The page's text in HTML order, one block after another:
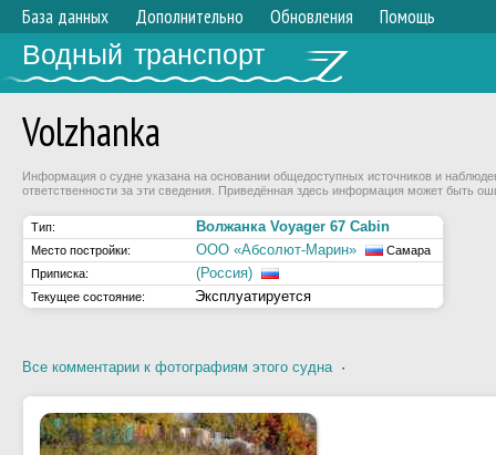
База данных Дополнительно Обновления Помощь
Водный транспорт
Volzhanka
Информация о судне указана на основании общедоступных источников и
ответственности за эти сведения. Приведённая здесь информация может быть
Тип: Волжанка Voyager 67 Cabin
Место постройки: ООО «Абсолют-Марин»
Самара
Приписка:
(Россия)
Текущее состояние: Эксплуатируется
Все комментарии к фотографиям этого судна·